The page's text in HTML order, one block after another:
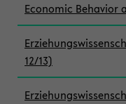
Economic
12/13)